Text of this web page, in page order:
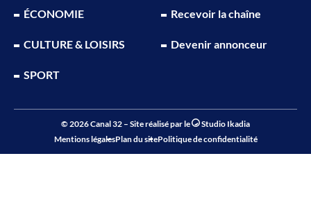
ÉCONOMIE
CULTURE & LOISIRS
SPORT
Recevoir la chaîne
Devenir annonceur
Mentions légalesPlan du sitePolitique de confidentialité
© 2026 Canal 32 – Site réalisé par le Studio Ikadia